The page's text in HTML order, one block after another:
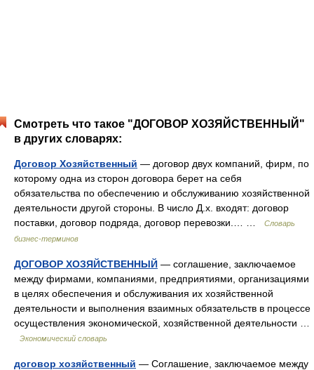
Смотреть что такое "ДОГОВОР ХОЗЯЙСТВЕННЫЙ"
в других словарях:
Договор Хозяйственный — договор двух компаний, фирм, по
которому одна из сторон договора берет на себя
обязательства по обеспечению и обслуживанию хозяйственной
деятельности другой стороны. В число Д.х. входят: договор
поставки, договор подряда, договор перевозки.… …
Словарь
бизнес-терминов
ДОГОВОР ХОЗЯЙСТВЕННЫЙ — соглашение, заключаемое
между фирмами, компаниями, предприятиями, организациями
в целях обеспечения и обслуживания их хозяйственной
деятельности и выполнения взаимных обязательств в процессе
осуществления экономической, хозяйственной деятельности …
Экономический словарь
договор хозяйственный — Соглашение, заключаемое между